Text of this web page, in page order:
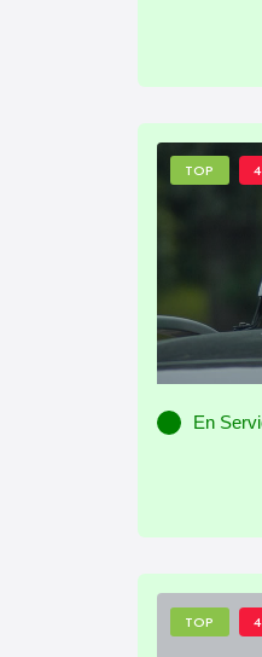
TOP
En
TOP